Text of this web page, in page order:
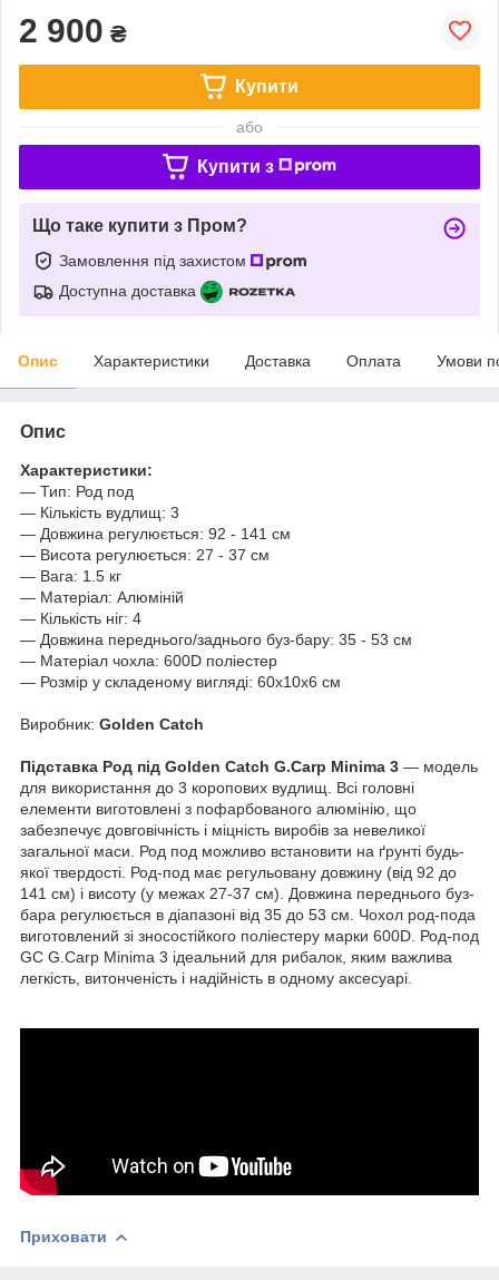
2 900 ₴
Купити
або
Купити з
Що таке купити з Пром?
Замовлення під захистом
Доступна доставка
Опис Характеристики Доставка Оплата Умови
Опис
Характеристики:
— Тип: Род под
— Кількість вудлищ: 3
— Довжина регулюється: 92 - 141 см
— Висота регулюється: 27 - 37 см
— Вага: 1.5 кг
— Матеріал: Алюміній
— Кількість ніг: 4
— Довжина переднього/заднього буз-бару: 35 - 53 см
— Матеріал чохла: 600D поліестер
— Розмір у складеному вигляді: 60x10x6 см
Виробник: Golden Catch
Підставка Род під Golden Catch G.Carp Minima 3 — модель
для використання до 3 коропових вудлищ. Всі головні
елементи виготовлені з пофарбованого алюмінію, що
забезпечує довговічність і міцність виробів за невеликої
загальної маси. Род под можливо встановити на ґрунті будь-
якої твердості. Род-под має регульовану довжину (від 92 до
141 см) і висоту (у межах 27-37 см). Довжина переднього буз-
бара регулюється в діапазоні від 35 до 53 см. Чохол род-пода
виготовлений зі зносостійкого поліестеру марки 600D. Род-под
GC G.Carp Minima 3 ідеальний для рибалок, яким важлива
легкість, витонченість і надійність в одному аксесуарі.
Приховати